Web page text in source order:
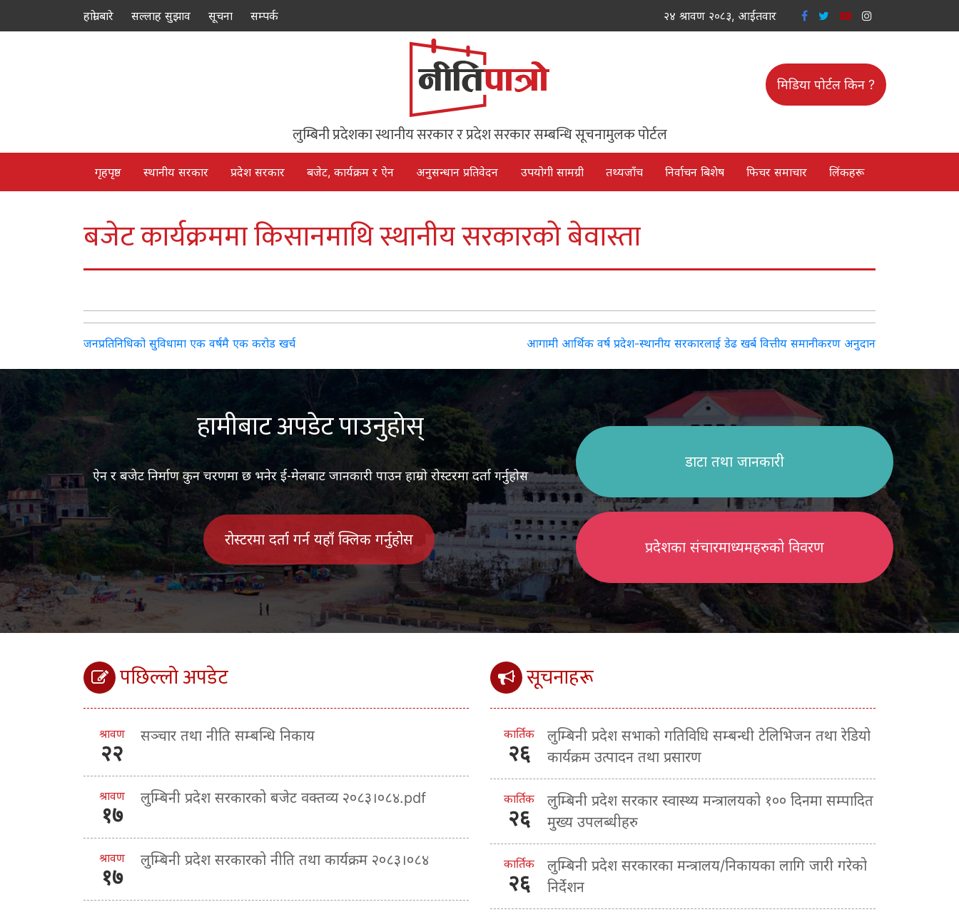
हाम्रो बारे सल्लाह सुझाव सूचना सम्पर्क २४ श्रावण २०८३, आईतवार
लुम्बिनी प्रदेशका स्थानीय सरकार र प्रदेश सरकार सम्बन्धि सूचनामुलक पोर्टल
मिडिया पोर्टल किन ?
गृहपृष्ठ स्थानीय सरकार प्रदेश सरकार बजेट, कार्यक्रम र ऐन अनुसन्धान प्रतिवेदन उपयोगी सामग्री तथ्यजाँच निर्वाचन बिशेष फिचर समाचार लिंकहरू
बजेट कार्यक्रममा किसानमाथि स्थानीय सरकारको बेवास्ता
Post
navigation
जनप्रतिनिधिको सुविधामा एक वर्षमै एक करोड खर्च आगामी आर्थिक वर्ष प्रदेश-स्थानीय सरकारलाई डेढ खर्ब वित्तीय समानीकरण अनुदान
हामीबाट अपडेट पाउनुहोस्
ऐन र बजेट निर्माण कुन चरणमा छ भनेर ई-मेलबाट जानकारी पाउन हाम्रो रोस्टरमा दर्ता गर्नुहोस
रोस्टरमा दर्ता गर्न यहाँ क्लिक गर्नुहोस
डाटा तथा जानकारी
प्रदेशका संचारमाध्यमहरुको विवरण
पछिल्लो अपडेट
श्रावण
२२
सञ्चार तथा नीति सम्बन्धि निकाय
श्रावण
१७
लुम्बिनी प्रदेश सरकारको बजेट वक्तव्य २०८३।०८४.pdf
श्रावण
१७
लुम्बिनी प्रदेश सरकारको नीति तथा कार्यक्रम २०८३।०८४
सूचनाहरू
कार्तिक
२६
लुम्बिनी प्रदेश सभाको गतिविधि सम्बन्धी टेलिभिजन तथा रेडियो
कार्यक्रम उत्पादन तथा प्रसारण
कार्तिक
२६
लुम्बिनी प्रदेश सरकार स्वास्थ्य मन्त्रालयको १०० दिनमा सम्पादित
मुख्य उपलब्धीहरु
कार्तिक
२६
लुम्बिनी प्रदेश सरकारका मन्त्रालय/निकायका लागि जारी गरेको
निर्देशन